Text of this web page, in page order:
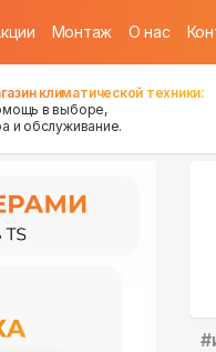
Монтаж О нас
климатической техники:
в выборе,
и обслуживание.
#